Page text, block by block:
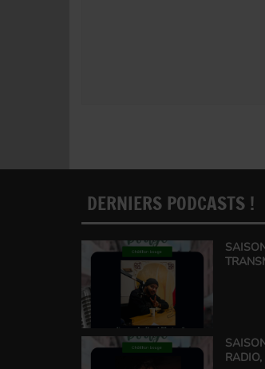
DERNIERS PODCASTS !